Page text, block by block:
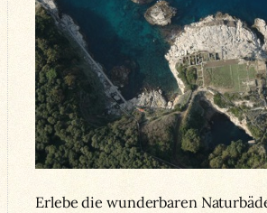
Erlebe die wunderbaren